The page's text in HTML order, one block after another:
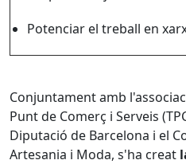
Potenciar el treball en
Conjuntament amb
Punt de Comerç i Serveis
Diputació de Barcelona i el
Artesania i Moda, s'ha creat